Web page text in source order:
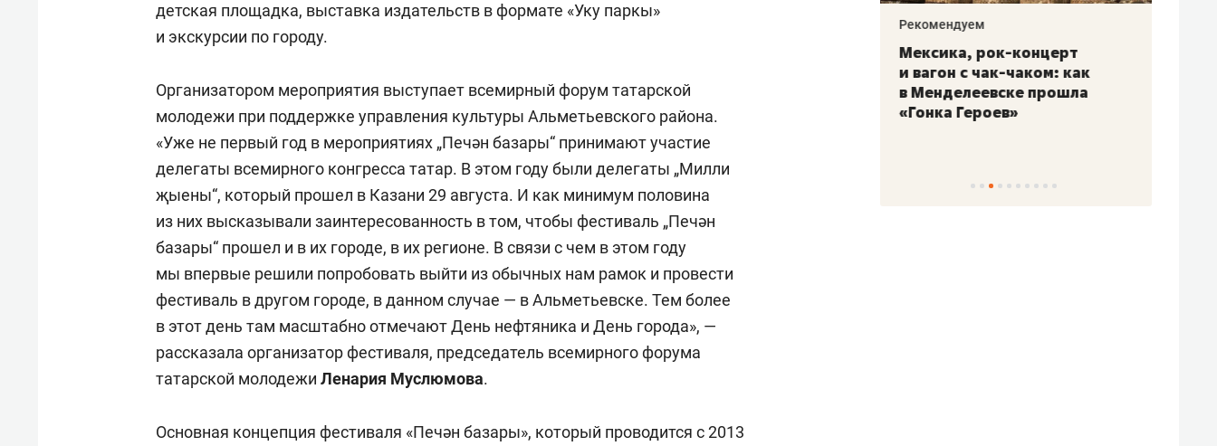
детская площадка, выставка издательств в формате «Уку паркы»
и экскурсии по городу.
Организатором мероприятия выступает всемирный форум татарской
молодежи при поддержке управления культуры Альметьевского района.
«Уже не первый год в мероприятиях „Печән базары“ принимают участие
делегаты всемирного конгресса татар. В этом году были делегаты „Милли
җыены“, который прошел в Казани 29 августа. И как минимум половина
из них высказывали заинтересованность в том, чтобы фестиваль „Печән
базары“ прошел и в их городе, в их регионе. В связи с чем в этом году
мы впервые решили попробовать выйти из обычных нам рамок и провести
фестиваль в другом городе, в данном случае — в Альметьевске. Тем более
в этот день там масштабно отмечают День нефтяника и День города», —
рассказала организатор фестиваля, председатель всемирного форума
татарской молодежи Ленария Муслюмова.
Основная концепция фестиваля «Печән базары», который проводится с 2013
Как ГК «МИР ГРУПП» и ВТБ
комфорта под Казанью
безопасность в ЖК «Нова»
с ментальным и физическим
состоянием как основа
антихрупких команд
Рекомендуем
Мексика, рок-концерт
и вагон с чак-чаком: как
в Менделеевске прошла
«Гонка Героев»